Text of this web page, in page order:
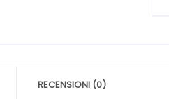
RECENSIONI (0)